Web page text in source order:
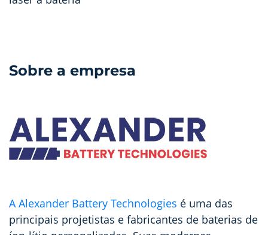
Sobre a empresa
A Alexander Battery Technologies é uma das
principais projetistas e fabricantes de baterias de